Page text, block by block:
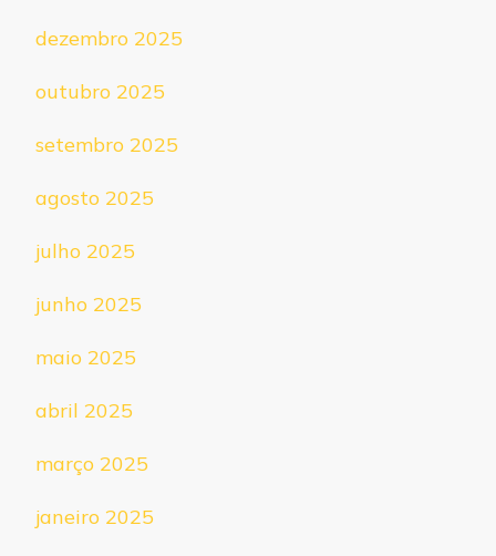
dezembro 2025
outubro 2025
setembro 2025
agosto 2025
julho 2025
junho 2025
maio 2025
abril 2025
março 2025
janeiro 2025